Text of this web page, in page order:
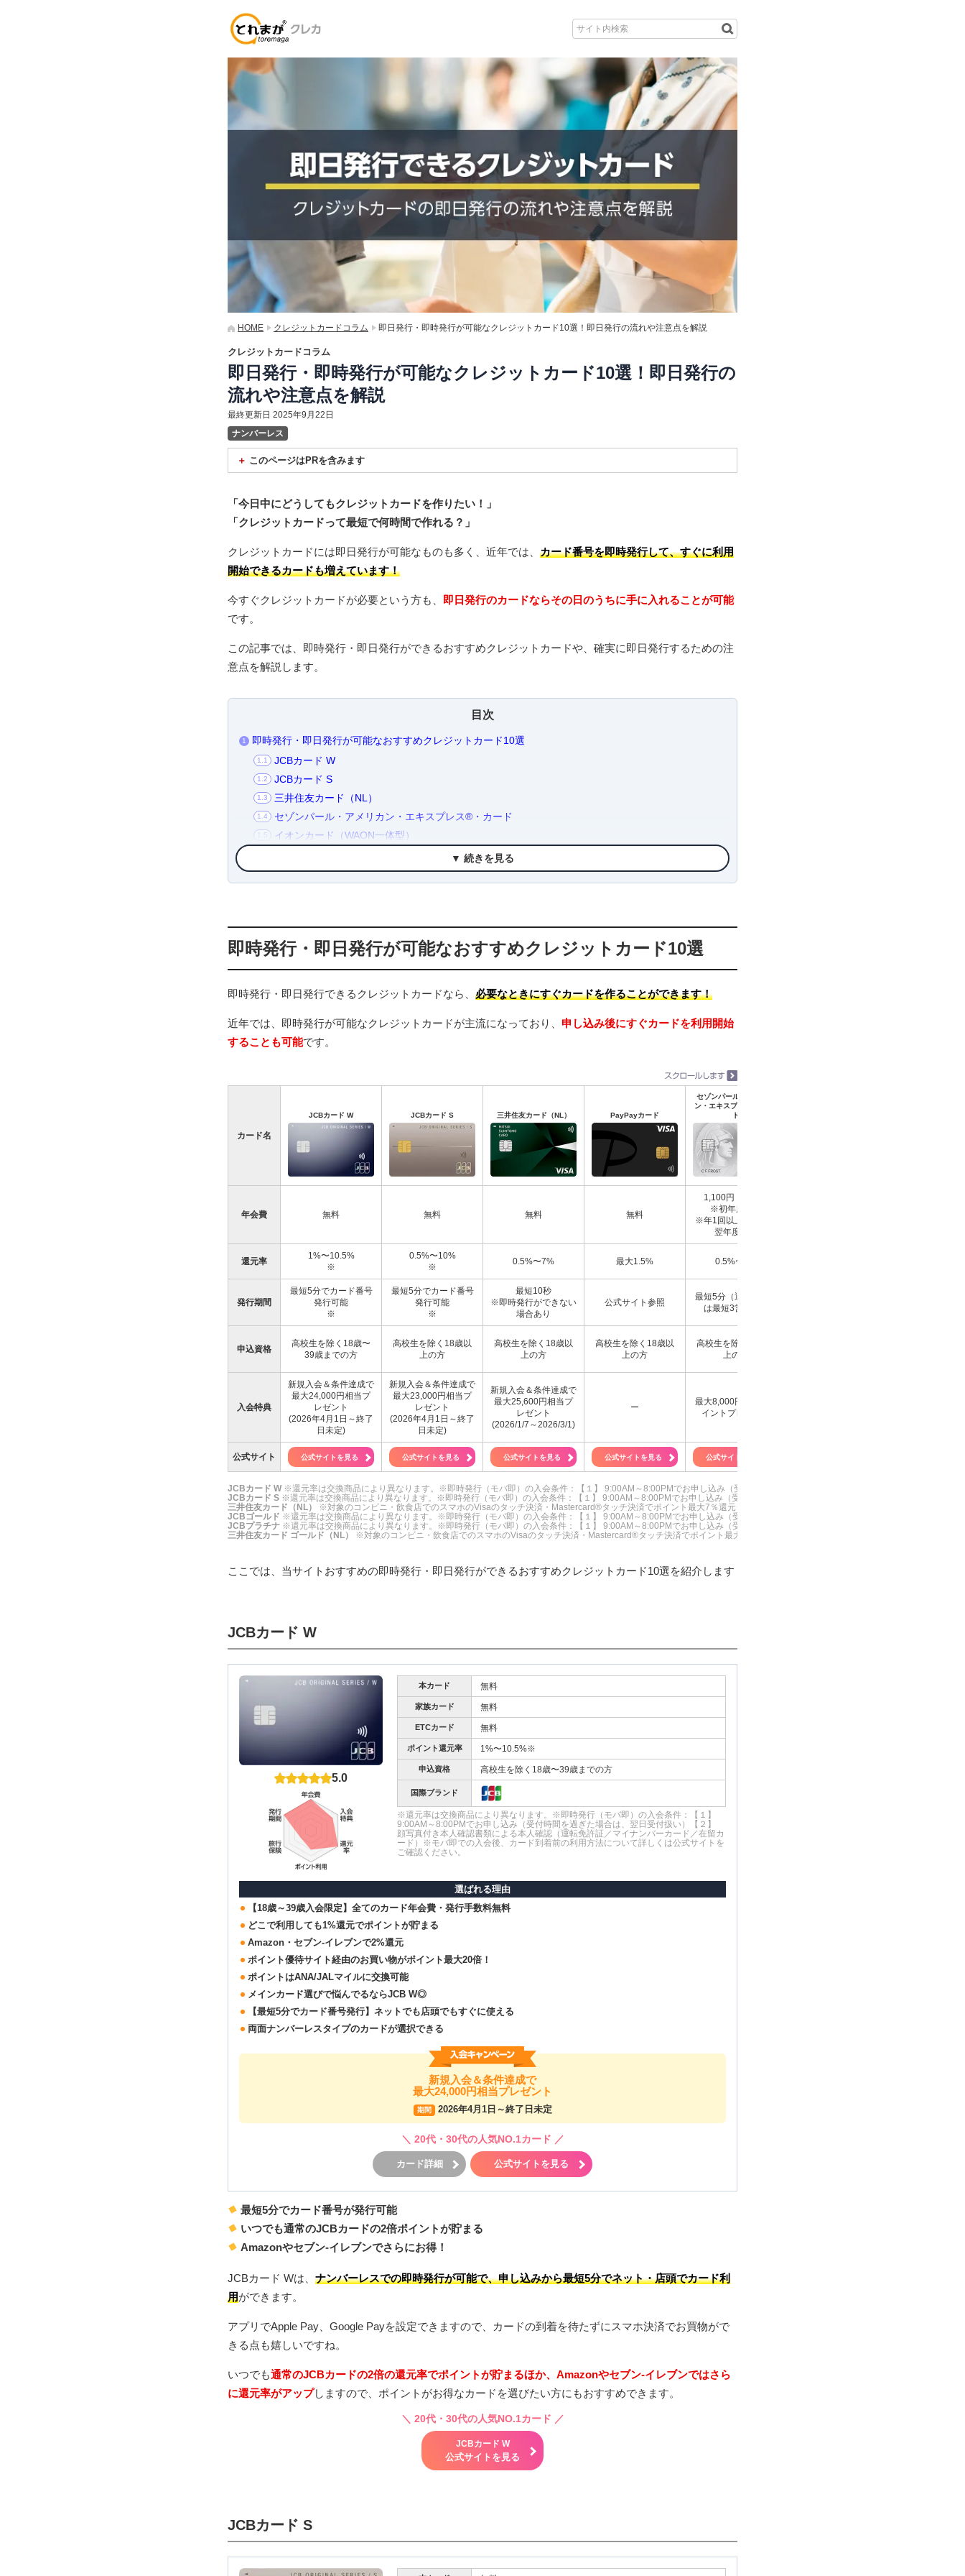
HOME クレジットカードコラム 即日発行・即時発行が可能なクレジットカード10選！即日発行の流れや注意点を解説
クレジットカードコラム
即日発行・即時発行が可能なクレジットカード10選！即日発行の
流れや注意点を解説
最終更新日 2025年9月22日
ナンバーレス
このページはPRを含みます
「今日中にどうしてもクレジットカードを作りたい！」
「クレジットカードって最短で何時間で作れる？」
クレジットカードには即日発行が可能なものも多く、近年では、 カード番号を即時発行して、すぐに利用
開始できるカードも増えています！
今すぐクレジットカードが必要という方も、
即日発行のカードならその日のうちに手に入れることが可能
です。
この記事では、即時発行・即日発行ができるおすすめクレジットカードや、確実に即日発行するための注
意点を解説します。
目次
1 即時発行・即日発行が可能なおすすめクレジットカード10選
1.1 JCBカード W
1.2 JCBカード S
1.3 三井住友カード（NL）
1.4 セゾンパール・アメリカン・エキスプレス®・カード
1.5 イオンカード（WAON一体型）
1.7 JCBプラチナ
カード番号の即時発行
2.2 店頭受け取り
2.3 仮カードの発行
3 即日発行のクレジットカードは作りやすい？
3.2 即日発行のクレジットカードの審査に通過するコツ
3.3 クレジットカードを即日発行するために必要なもの
4.1 申込時間を確認する
即日発行に必要な本人確認書類をチェック
4.4 審査通過は即日発行の最低条件
カードの選択肢が限られる点には注意が必要
6.1 Q：審査は甘い？
6.3 Q：在籍確認はある？
Q：土日でも受け取りできる？
Q：学生でも即日発行できる？
Q：即日発行したらキャッシングも利用できる？
▼ 続きを見る
即時発行・即日発行が可能なおすすめクレジットカード10選
即時発行・即日発行できるクレジットカードなら、 必要なときにすぐカードを作ることができます！
近年では、即時発行が可能なクレジットカードが主流になっており、 申し込み後にすぐカードを利用開始
することも可能です。
カード名
JCBカード W JCBカード S 三井住友カード（NL） PayPayカード
セゾンパール・アメリカ
ン・エキスプレス®・カー
ド
年会費 無料 無料 無料 無料
1,100円（税込）
※初年度無料
※年1回以上の利用で
翌年度無料
還元率
1%〜10.5%
※
0.5%〜10%
※
0.5%〜7% 最大1.5% 0.5%〜2%
発行期間
最短5分でカード番号
発行可能
※
最短5分でカード番号
発行可能
※
最短10秒
※即時発行ができない
場合あり
公式サイト参照
最短5分（通常カード
は最短3営業日）
申込資格
高校生を除く18歳〜
39歳までの方
高校生を除く18歳以
上の方
高校生を除く18歳以
上の方
高校生を除く18歳以
上の方
高校生を除く18歳以
上の方
入会特典
新規入会＆条件達成で
最大24,000円相当プ
レゼント
(2026年4月1日～終了
日未定)
新規入会＆条件達成で
最大23,000円相当プ
レゼント
(2026年4月1日～終了
日未定)
新規入会＆条件達成で
最大25,600円相当プ
レゼント
(2026/1/7～2026/3/1)
ー
最大8,000円相当のポ
イントプレゼント
公式サイト 公式サイトを見る 公式サイトを見る 公式サイトを見る 公式サイトを見る 公式サイトを見る
JCBカード W ※還元率は交換商品により異なります。※即時発行（モバ即）の入会条件：【１】 9:00AM～8:00PMでお申し込み（受付時間を過ぎた場合は、翌日受付扱い）【２】 顔写
JCBカード S ※還元率は交換商品により異なります。※即時発行（モバ即）の入会条件：【１】 9:00AM～8:00PMでお申し込み（受付時間を過ぎた場合は、翌日受付扱い）【２】 顔写
三井住友カード（NL）
※対象のコンビニ・飲食店でのスマホのVisaのタッチ決済・Mastercard®タッチ決済でポイント最大7％還元※最大7％内訳（通常ポイント0.5％+スマホのタッチ決
JCBゴールド ※還元率は交換商品により異なります。※即時発行（モバ即）の入会条件：【１】 9:00AM～8:00PMでお申し込み（受付時間を過ぎた場合は、翌日受付扱い）【２】 顔写
JCBプラチナ ※還元率は交換商品により異なります。※即時発行（モバ即）の入会条件：【１】 9:00AM～8:00PMでお申し込み（受付時間を過ぎた場合は、翌日受付扱い）【２】 顔写
三井住友カード ゴールド（NL）
※対象のコンビニ・飲食店でのスマホのVisaのタッチ決済・Mastercard®タッチ決済でポイント最大7％還元※最大7％内訳（通常ポイント0.5％+スマホの
ここでは、当サイトおすすめの即時発行・即日発行ができるおすすめクレジットカード10選を紹介します
JCBカード W
5.0
本カード 無料
家族カード 無料
ETCカード 無料
ポイント還元率 1%〜10.5%※
申込資格 高校生を除く18歳〜39歳までの方
国際ブランド
※還元率は交換商品により異なります。※即時発行（モバ即）の入会条件：【１】
9:00AM～8:00PMでお申し込み（受付時間を過ぎた場合は、翌日受付扱い）【２】
顔写真付き本人確認書類による本人確認（運転免許証／マイナンバーカード／在留カ
ード）※モバ即での入会後、カード到着前の利用方法について詳しくは公式サイトを
ご確認ください。
選ばれる理由
【18歳～39歳入会限定】全てのカード年会費・発行手数料無料
どこで利用しても1%還元でポイントが貯まる
Amazon・セブン-イレブンで2%還元
ポイント優待サイト経由のお買い物がポイント最大20倍！
ポイントはANA/JALマイルに交換可能
メインカード選びで悩んでるならJCB W◎
【最短5分でカード番号発行】ネットでも店頭でもすぐに使える
両面ナンバーレスタイプのカードが選択できる
新規入会＆条件達成で
最大24,000円相当プレゼント
期間 2026年4月1日～終了日未定
＼ 20代・30代の人気NO.1カード ／
公式サイトを見る
カード詳細
最短5分でカード番号が発行可能
いつでも通常のJCBカードの2倍ポイントが貯まる
Amazonやセブン-イレブンでさらにお得！
JCBカード Wは、 ナンバーレスでの即時発行が可能で、申し込みから最短5分でネット・店頭でカード利
用ができます。
アプリでApple Pay、Google Payを設定できますので、カードの到着を待たずにスマホ決済でお買物がで
きる点も嬉しいですね。
いつでも通常のJCBカードの2倍の還元率でポイントが貯まるほか、Amazonやセブン-イレブンではさら
に還元率がアップしますので、ポイントがお得なカードを選びたい方にもおすすめできます。
＼ 20代・30代の人気NO.1カード ／
JCBカード W
公式サイトを見る
JCBカード S